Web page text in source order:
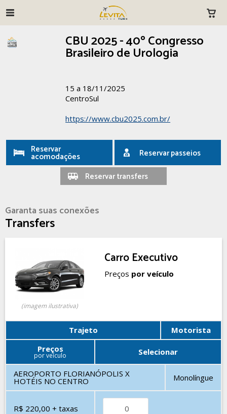
CBU 2025 - 40º Congresso
Brasileiro de Urologia
15 a 18/11/2025
CentroSul
https://www.cbu2025.com.br/
Reservar
acomodações
Reservar passeios
Reservar transfers
Garanta suas conexões
Transfers
(imagem ilustrativa)
Carro Executivo
Preços por veículo
Trajeto
Motorista
Preços
por veículo Selecionar
AEROPORTO FLORIANÓPOLIS X
HOTÉIS NO CENTRO Monolíngue
R$ 220,00 + taxas